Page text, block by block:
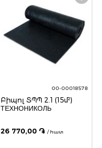
00-00018578
Բիպոլ ՏՊՊ 2.1 (15մ²)
ТЕХНОНИКОЛЬ
26 770,00 ֏ / հատ